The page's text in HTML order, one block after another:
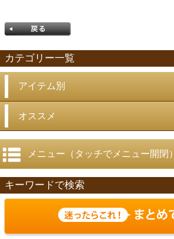
カテゴリー一覧
アイテム別
オススメ
メニュー（タッチでメニュー開閉）
キーワードで検索